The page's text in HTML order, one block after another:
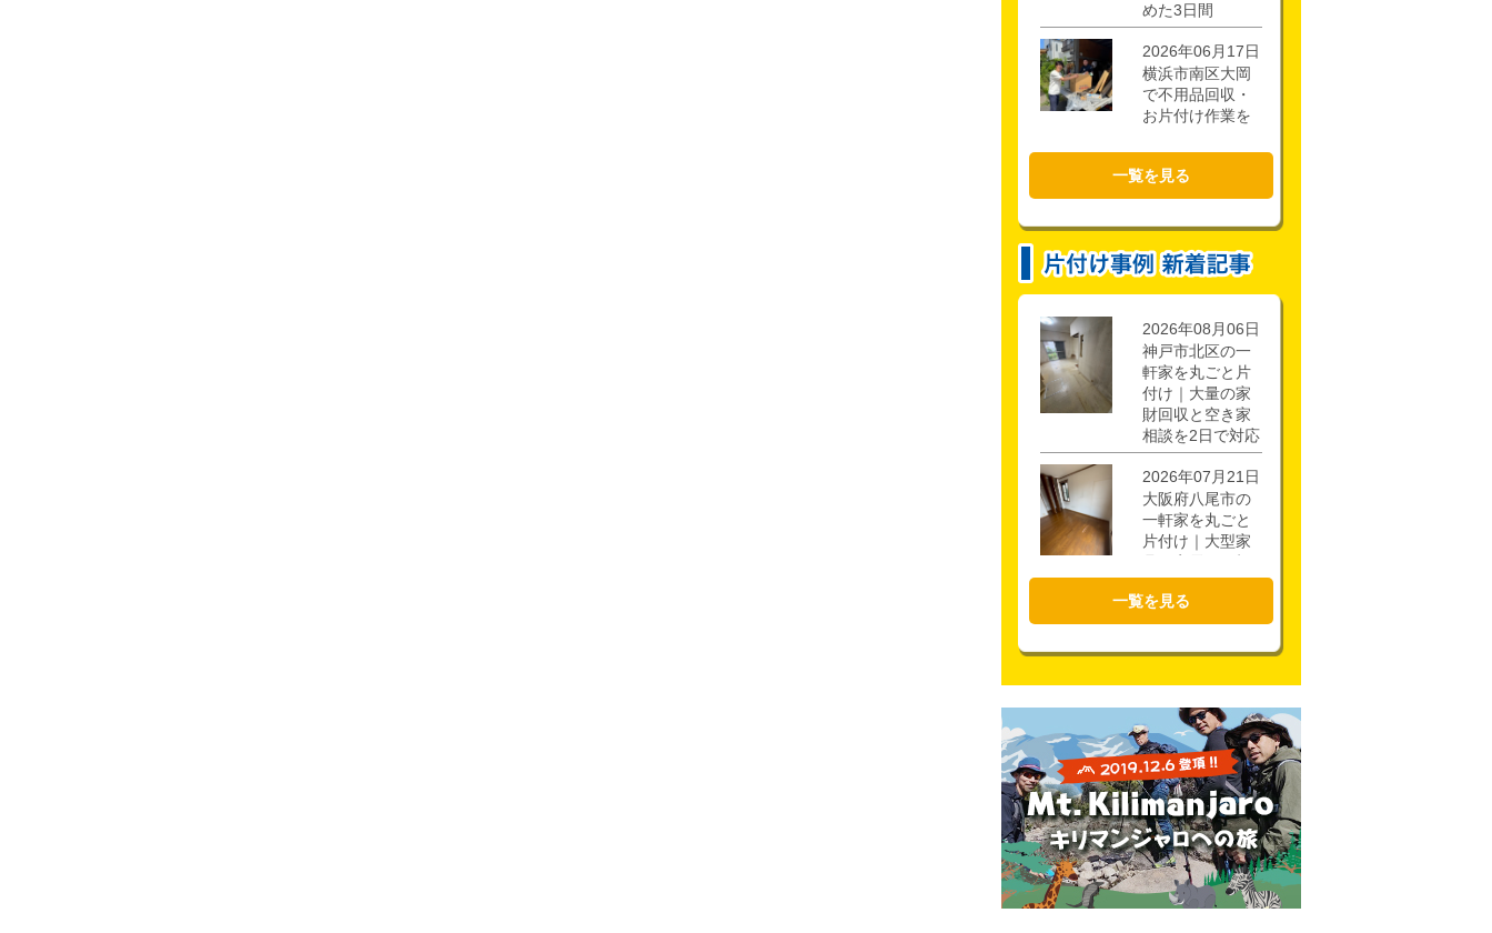
めた3日間
2026年06月17日
横浜市南区大岡
で不用品回収・
お片付け作業を
2026年02月21日
CSR活動報告 枚
ププロジェクト
一覧を見る
2026年08月06日
神戸市北区の一
軒家を丸ごと片
付け｜大量の家
財回収と空き家
相談を2日で対応
2026年07月21日
大阪府八尾市の
一軒家を丸ごと
片付け｜大型家
で回収
2026年07月17日
軒家3階・ロフト
の片付けを1時間
半で対応
一覧を見る